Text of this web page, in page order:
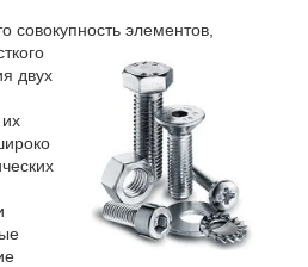
совокупность элементов,
двух